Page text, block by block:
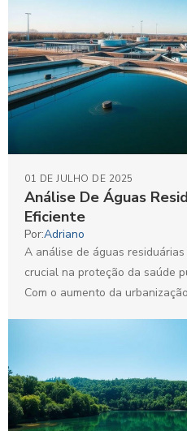
Análise De Águas
Eficiente
01 DE JULHO DE 2025
Por:Adriano
A análise de águas
crucial na proteção da saúde
Com o aumento da